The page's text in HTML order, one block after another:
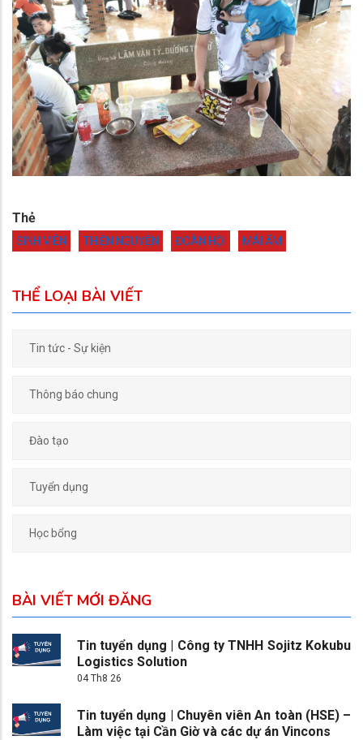
Thẻ
SINH VIÊN THIỆN NGUYỆN ĐOÀN HỘI MÁI ẤM
THỂ LOẠI BÀI VIẾT
Tin tức - Sự kiện
Thông báo chung
Đào tạo
Tuyển dụng
Học bổng
BÀI VIẾT MỚI ĐĂNG
Tin tuyển dụng | Công ty TNHH Sojitz Kokubu
Logistics Solution
04 Th8 26
Tin tuyển dụng | Chuyên viên An toàn (HSE) –
Làm việc tại Cần Giờ và các dự án Vincons